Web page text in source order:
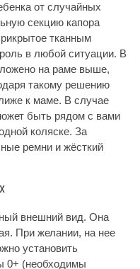
от случайных
секцию капора
тканным
в любой ситуации. В
на раме выше,
такому решению
к маме. В случае
быть рядом с вами
коляске. За
ремни и жёсткий
внешний вид. Она
При желании, на нее
установить
0+ (необходимы